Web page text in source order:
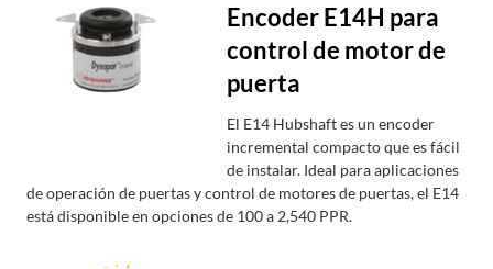
Encoder E14H para
control de motor de
puerta
El E14 Hubshaft es un encoder
incremental compacto que es fácil
de instalar. Ideal para aplicaciones
de operación de puertas y control de motores de puertas, el E14
está disponible en opciones de 100 a 2,540 PPR.